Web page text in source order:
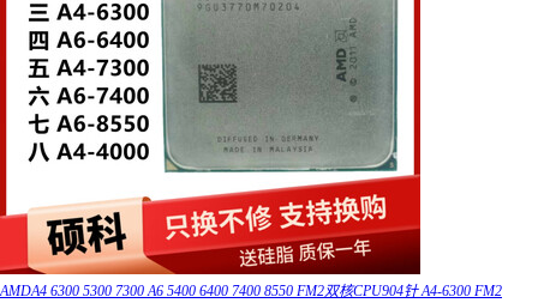
AMDA4 6300 5300 7300 A6 5400 6400 7400 8550 FM2双核CPU904针 A4-6300 FM2